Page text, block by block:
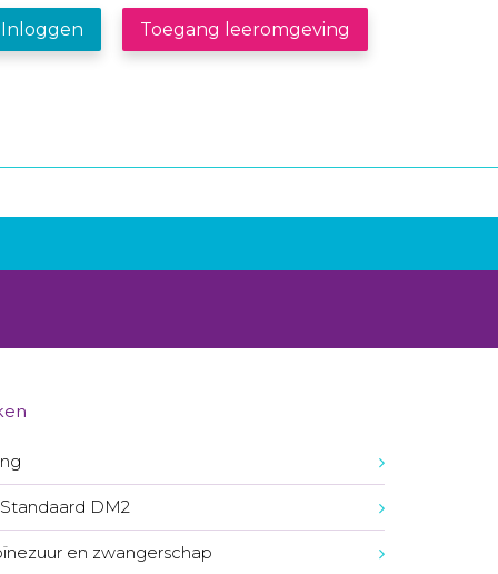
Inloggen Toegang leeromgeving
DM2
en zwangerschap